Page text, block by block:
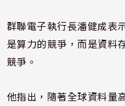
群聯電子執行長潘健成表
是算力的競爭，而是資料
競爭。
他指出，隨著全球資料量